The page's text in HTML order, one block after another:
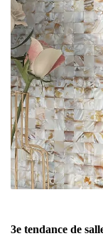
3e tendance de